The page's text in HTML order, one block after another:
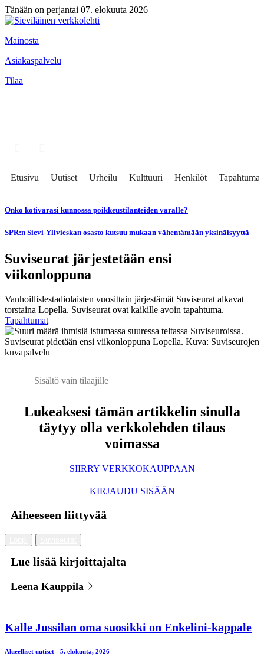
Tänään on perjantai 07. elokuuta 2026
Mainosta
Asiakaspalvelu
Tilaa
Etusivu Uutiset Urheilu Kulttuuri Henkilöt Tapahtumat
Onko kotivarasi kunnossa poikkeustilanteiden varalle?
SPR:n Sievi-Ylivieskan osasto kutsuu mukaan vähentämään yksinäisyyttä
Suviseurat järjestetään ensi
viikonloppuna
Vanhoillislestadiolaisten vuosittain järjestämät Suviseurat alkavat
torstaina Lopella. Suviseurat ovat kaikille avoin tapahtuma.
Tapahtumat
Suviseurat pidetään ensi viikonloppuna Lopella. Kuva: Suviseurojen
kuvapalvelu
Sisältö vain tilaajille
Lukeaksesi tämän artikkelin sinulla
täytyy olla verkkolehden tilaus
voimassa
SIIRRY VERKKOKAUPPAAN
KIRJAUDU SISÄÄN
Aiheeseen liittyvää
Lue lisää kirjoittajalta
Leena Kauppila
Kalle Jussilan oma suosikki on Enkelini-kappale
Alueelliset uutiset 5. elokuuta, 2026